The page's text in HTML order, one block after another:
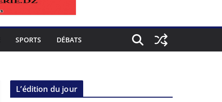
SPORTS DÉBATS
L’édition du jour